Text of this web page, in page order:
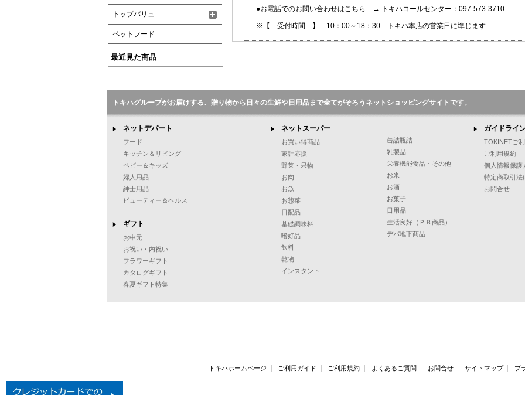
●お電話でのお問い合わせはこちら → トキハコールセンター：097-573-3710
※【 受付時間 】 10：00～18：30 トキハ本店の営業日に準じます
トップバリュ
ペットフード
最近見た商品
トキハグループがお届けする、贈り物から日々の生鮮や日用品まで全てがそろうネットショッピングサイトです。
ネットデパート
フード
キッチン＆リビング
ベビー＆キッズ
婦人用品
紳士用品
ビューティー＆ヘルス
ギフト
お中元
お祝い・内祝い
フラワーギフト
カタログギフト
春夏ギフト特集
ネットスーパー
お買い得商品
家計応援
野菜・果物
お肉
お魚
お惣菜
日配品
基礎調味料
嗜好品
飲料
乾物
インスタント
缶詰瓶詰
乳製品
栄養機能食品・その他
お米
お酒
お菓子
日用品
生活良好（ＰＢ商品）
デパ地下商品
ガイドライ
TOKINETご
ご利用規約
個人情報保護
特定商取引法
お問合せ
トキハホームページ ご利用ガイド ご利用規約 よくあるご質問 お問合せ サイトマップ プ